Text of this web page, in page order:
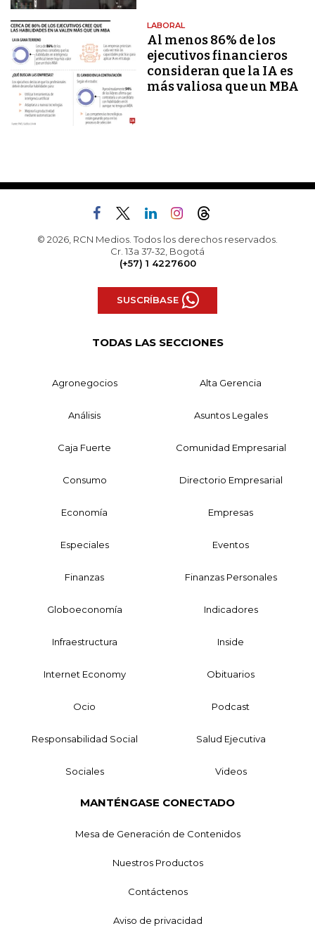
LABORAL
Al menos 86% de los
ejecutivos financieros
consideran que la IA es
más valiosa que un MBA
© 2026, RCN Medios. Todos los derechos reservados.
Cr. 13a 37-32, Bogotá
(+57) 1 4227600
SUSCRÍBASE
TODAS LAS SECCIONES
Agronegocios Alta Gerencia
Análisis Asuntos Legales
Caja Fuerte Comunidad Empresarial
Consumo Directorio Empresarial
Economía Empresas
Especiales Eventos
Finanzas Finanzas Personales
Globoeconomía Indicadores
Infraestructura Inside
Internet Economy Obituarios
Ocio Podcast
Responsabilidad Social Salud Ejecutiva
Sociales Videos
MANTÉNGASE CONECTADO
Mesa de Generación de Contenidos
Nuestros Productos
Contáctenos
Aviso de privacidad